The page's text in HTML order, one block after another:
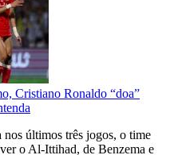
Cristiano Ronaldo “doa”
nos últimos três jogos, o time
o Al-Ittihad, de Benzema e